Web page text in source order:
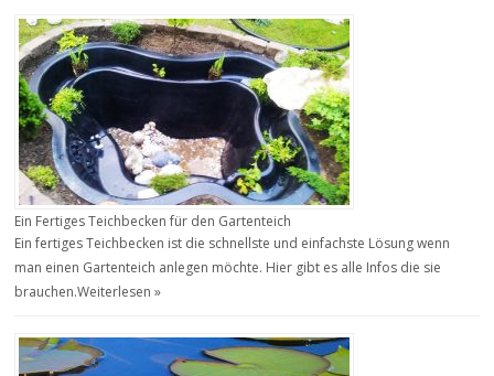
Ein Fertiges Teichbecken für den Gartenteich
Ein fertiges Teichbecken ist die schnellste und einfachste Lösung wenn
man einen Gartenteich anlegen möchte. Hier gibt es alle Infos die sie
brauchen.Weiterlesen »